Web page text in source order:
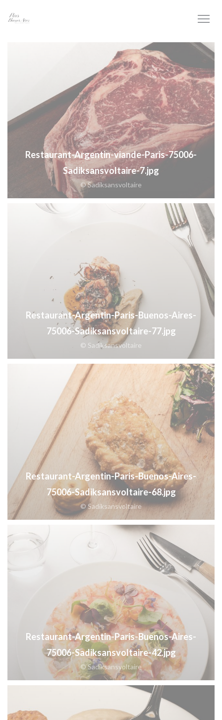
Restaurant-Argentin-viande-Paris-75006-
Sadiksansvoltaire-7.jpg
© Sadiksansvoltaire
Restaurant-Argentin-Paris-Buenos-Aires-
75006-Sadiksansvoltaire-77.jpg
© Sadiksansvoltaire
Restaurant-Argentin-Paris-Buenos-Aires-
75006-Sadiksansvoltaire-68.jpg
© Sadiksansvoltaire
Restaurant-Argentin-Paris-Buenos-Aires-
75006-Sadiksansvoltaire-42.jpg
© Sadiksansvoltaire